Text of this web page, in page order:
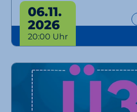
06.11.
2026
20:00 Uhr